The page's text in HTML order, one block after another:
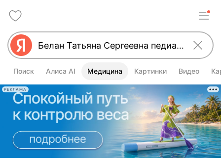
Поиск Алиса AI Медицина Картинки Видео
РЕКЛАМА